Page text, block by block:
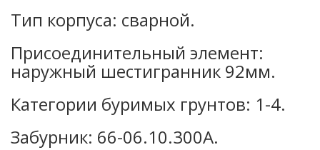
Тип корпуса: сварной.
Присоединительный элемент:
наружный шестигранник 92мм.
Категории буримых грунтов: 1-4.
Забурник: 66-06.10.300А.